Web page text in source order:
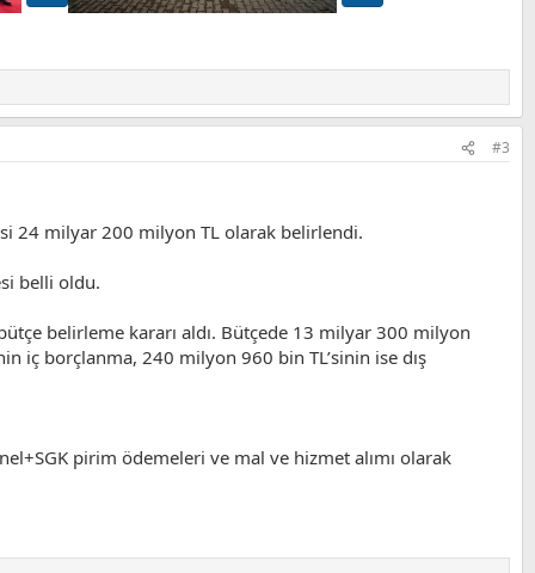
#3
24 milyar 200 milyon TL olarak belirlendi.
belli oldu.
belirleme kararı aldı. Bütçede 13 milyar 300 milyon
iç borçlanma, 240 milyon 960 bin TL’sinin ise dış
pirim ödemeleri ve mal ve hizmet alımı olarak